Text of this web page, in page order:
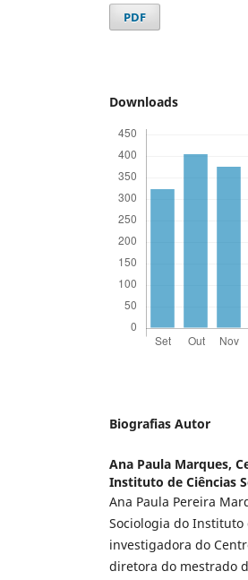
PDF
Downloads
Biografias Autor
Ana Paula Marques,
Instituto de Ciências
Ana Paula Pereira
Sociologia do Instituto
investigadora do
diretora do mestrado